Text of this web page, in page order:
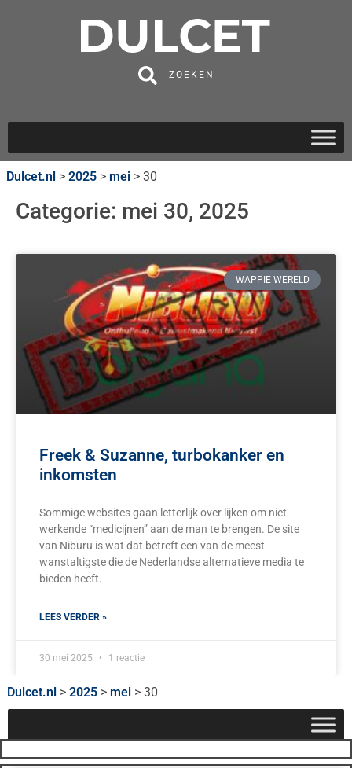
ZOEKEN
Dulcet.nl > 2025 > mei > 30
Categorie: mei 30, 2025
WAPPIE WERELD
Freek & Suzanne, turbokanker en
inkomsten
Sommige websites gaan letterlijk over lijken om niet
werkende “medicijnen” aan de man te brengen. De site
van Niburu is wat dat betreft een van de meest
wanstaltigste die de Nederlandse alternatieve media te
bieden heeft.
LEES VERDER »
30 mei 2025 1 reactie
Dulcet.nl > 2025 > mei > 30